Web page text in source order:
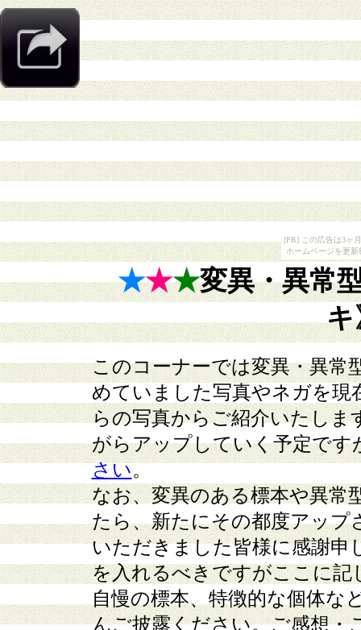
[PR] この広告は3ヶ
ホームページを更
★★★変異・異常
キ
このコーナーでは変異・異常
めていました写真やネガを現
らの写真からご紹介いたしま
がらアップしていく予定です
さい。
なお、変異のある標本や異常
たら、新たにその都度アップ
いただきました皆様に感謝申
を入れるべきですがここに
自慢の標本、特徴的な個体な
んご披露ください。ご感想・